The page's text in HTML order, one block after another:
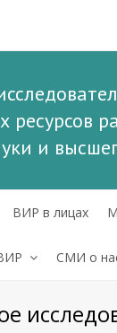
и
ВИР в лицах
СМИ о